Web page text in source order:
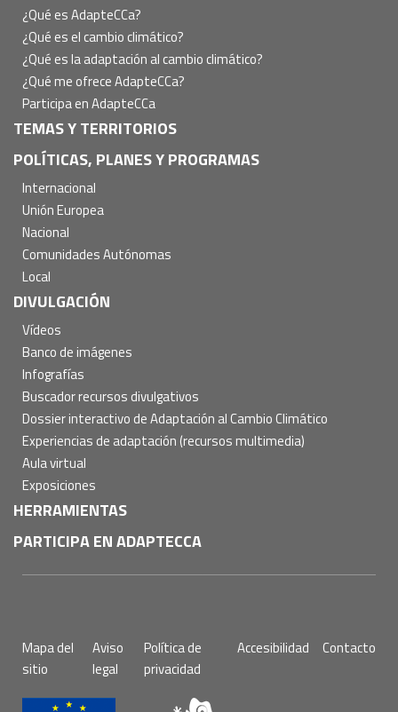
principal
¿Qué es AdapteCCa?
¿Qué es el cambio climático?
¿Qué es la adaptación al cambio climático?
¿Qué me ofrece AdapteCCa?
Participa en AdapteCCa
TEMAS Y TERRITORIOS
POLÍTICAS, PLANES Y PROGRAMAS
Internacional
Unión Europea
Nacional
Comunidades Autónomas
Local
DIVULGACIÓN
Vídeos
Banco de imágenes
Infografías
Buscador recursos divulgativos
Dossier interactivo de Adaptación al Cambio Climático
Experiencias de adaptación (recursos multimedia)
Aula virtual
Exposiciones
HERRAMIENTAS
PARTICIPA EN ADAPTECCA
de
página
Mapa del
sitio
Aviso
legal
Política de
privacidad
Accesibilidad Contacto